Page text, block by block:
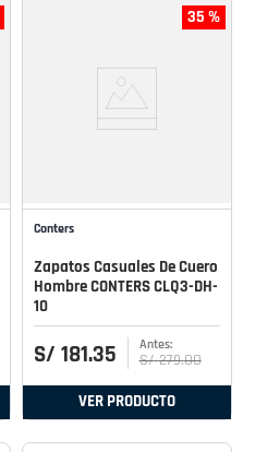
35 %
Conters
Zapatos Casuales De Cuero
Hombre CONTERS CLQ3-DH-
10
S/ 181.35 S/ 279.00
VER PRODUCTO